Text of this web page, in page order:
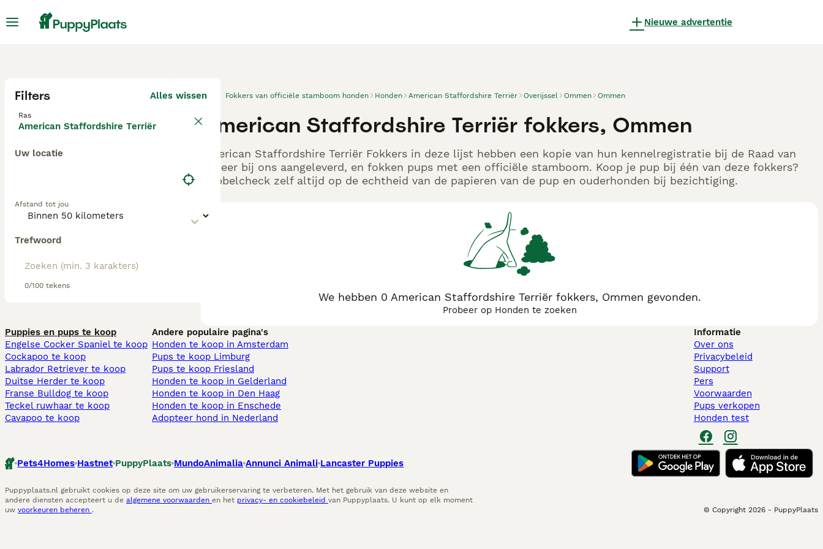
Nieuwe advertentie
Filters Alles wissen
Ras
American Staffordshire Terriër
Uw locatie
Afstand tot jou
Trefwoord
0/100 tekens
Fokkers van officiële stamboom honden Honden American Staffordshire Terriër Overijssel Ommen Ommen
American Staffordshire Terriër fokkers, Ommen
American Staffordshire Terriër Fokkers in deze lijst hebben een kopie van hun kennelregistratie bij de Raad van
Beheer bij ons aangeleverd, en fokken pups met een officiële stamboom. Koop je pup bij één van deze fokkers?
Dubbelcheck zelf altijd op de echtheid van de papieren van de pup en ouderhonden bij bezichtiging.
We hebben 0 American Staffordshire Terriër fokkers, Ommen gevonden.
Probeer op Honden te zoeken
Puppies en pups te koop
Engelse Cocker Spaniel te koop
Cockapoo te koop
Labrador Retriever te koop
Duitse Herder te koop
Franse Bulldog te koop
Teckel ruwhaar te koop
Cavapoo te koop
Andere populaire pagina's
Honden te koop in Amsterdam
Pups te koop Limburg​
Pups te koop Friesland​
Honden te koop in Gelderland
Honden te koop in Den Haag
Honden te koop in Enschede
Adopteer hond in Nederland
Informatie
Over ons
Privacybeleid
Support
Pers
Voorwaarden
Pups verkopen
Honden test
Pets4Homes Hastnet PuppyPlaats MundoAnimalia Annunci Animali Lancaster Puppies
Puppyplaats.nl gebruikt cookies op deze site om uw gebruikerservaring te verbeteren. Met het gebruik van deze website en
andere diensten accepteert u de algemene voorwaarden en het privacy- en cookiebeleid van Puppyplaats. U kunt op elk moment
uw voorkeuren beheren . © Copyright 2026 - PuppyPlaats